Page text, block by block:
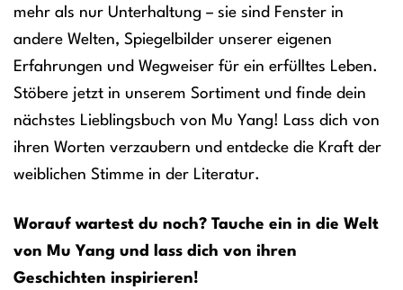
mehr als nur Unterhaltung – sie sind Fenster in
andere Welten, Spiegelbilder unserer eigenen
Erfahrungen und Wegweiser für ein erfülltes Leben.
Stöbere jetzt in unserem Sortiment und finde dein
nächstes Lieblingsbuch von Mu Yang! Lass dich von
ihren Worten verzaubern und entdecke die Kraft der
weiblichen Stimme in der Literatur.
Worauf wartest du noch? Tauche ein in die Welt
von Mu Yang und lass dich von ihren
Geschichten inspirieren!